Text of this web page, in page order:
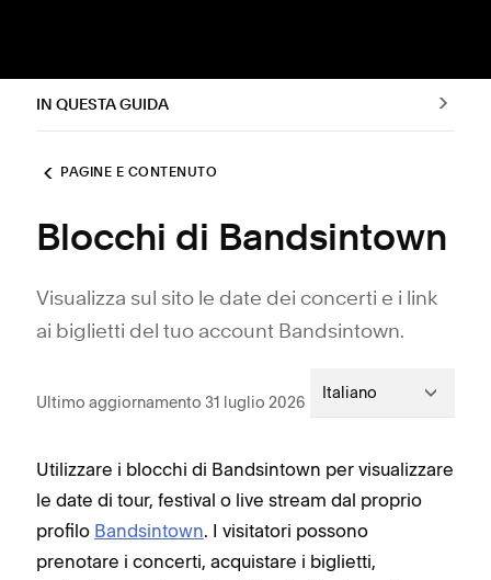
IN QUESTA GUIDA
PAGINE E CONTENUTO
Blocchi di Bandsintown
Visualizza sul sito le date dei concerti e i link
ai biglietti del tuo account Bandsintown.
Ultimo aggiornamento 31 luglio 2026 Italiano
Utilizzare i blocchi di Bandsintown per visualizzare
le date di tour, festival o live stream dal proprio
profilo Bandsintown. I visitatori possono
prenotare i concerti, acquistare i biglietti,